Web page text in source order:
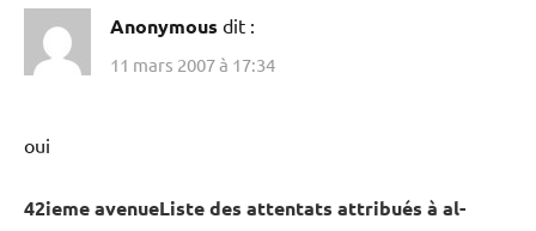
Anonymous dit :
11 mars 2007 à 17:34
oui
42ieme avenueListe des attentats attribués à al-